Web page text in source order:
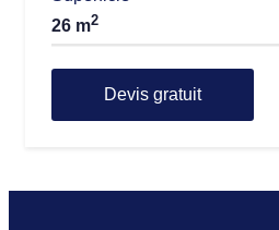
26 m2
Devis gratuit